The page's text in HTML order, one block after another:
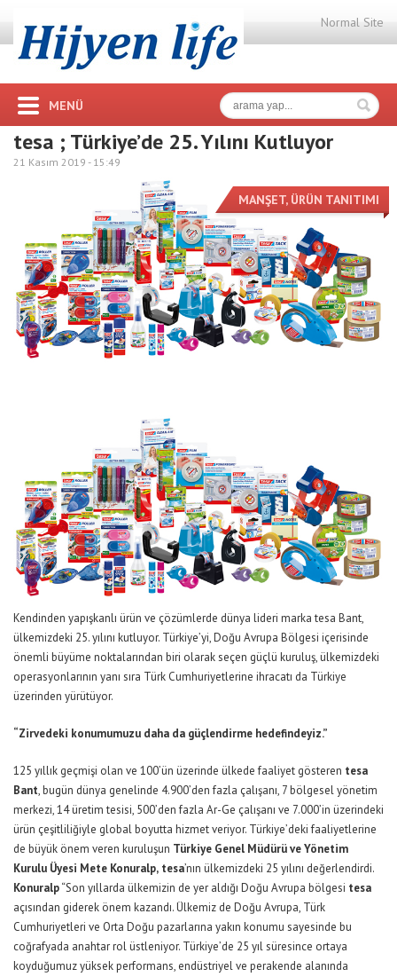
Normal Site
MENÜ
tesa ; Türkiye’de 25. Yılını Kutluyor
21 Kasım 2019 - 15:49
MANŞET, ÜRÜN TANITIMI
Kendinden yapışkanlı ürün ve çözümlerde dünya lideri marka tesa Bant,
ülkemizdeki 25. yılını kutluyor. Türkiye’yi, Doğu Avrupa Bölgesi içerisinde
önemli büyüme noktalarından biri olarak seçen güçlü kuruluş, ülkemizdeki
operasyonlarının yanı sıra Türk Cumhuriyetlerine ihracatı da Türkiye
üzerinden yürütüyor.
“Zirvedeki konumumuzu daha da güçlendirme hedefindeyiz.”
125 yıllık geçmişi olan ve 100’ün üzerinde ülkede faaliyet gösteren tesa
Bant, bugün dünya genelinde 4.900’den fazla çalışanı, 7 bölgesel yönetim
merkezi, 14 üretim tesisi, 500’den fazla Ar-Ge çalışanı ve 7.000’in üzerindeki
ürün çeşitliliğiyle global boyutta hizmet veriyor. Türkiye’deki faaliyetlerine
de büyük önem veren kuruluşun Türkiye Genel Müdürü ve Yönetim
Kurulu Üyesi Mete Konuralp, tesa’nın ülkemizdeki 25 yılını değerlendirdi.
Konuralp“Son yıllarda ülkemizin de yer aldığı Doğu Avrupa bölgesi tesa
açısından giderek önem kazandı. Ülkemiz de Doğu Avrupa, Türk
Cumhuriyetleri ve Orta Doğu pazarlarına yakın konumu sayesinde bu
coğrafyada anahtar rol üstleniyor. Türkiye’de 25 yıl süresince ortaya
koyduğumuz yüksek performans, endüstriyel ve perakende alanında